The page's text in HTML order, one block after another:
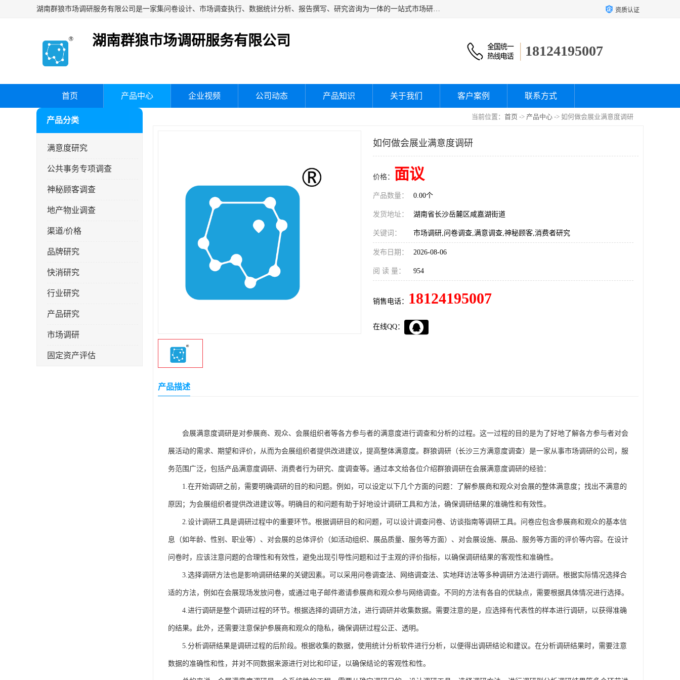
湖南群狼市场调研服务有限公司是一家集问卷设计、市场调查执行、数据统计分析、报告撰写、研究咨询为一体的一站式市场研究服务机构，主要服务：市场调研、三方评估、满意度研究、快消研究、地产物业调查、品牌研究、神秘顾客调查、行业研究、产品研究、公共事务专项调查等。 资质认证
湖南群狼市场调研服务有限公司
18124195007
首页 产品中心 企业视频 公司动态 产品知识 关于我们 客户案例 联系方式
当前位置： 首页 -> 产品中心 -> 如何做会展业满意度调研
产品分类
满意度研究
公共事务专项调查
神秘顾客调查
地产物业调查
渠道/价格
品牌研究
快消研究
行业研究
产品研究
市场调研
固定资产评估
如何做会展业满意度调研
价格： 面议
产品数量： 0.00个
发货地址： 湖南省长沙岳麓区咸嘉湖街道
关键词： 市场调研,问卷调查,满意调查,神秘顾客,消费者研究
发布日期： 2026-08-06
阅 读 量： 954
销售电话： 18124195007
在线QQ：
产品描述
会展满意度调研是对参展商、观众、会展组织者等各方参与者的满意度进行调查和分析的过程。这一过程的目的是为了好地了解各方参与者对会
展活动的需求、期望和评价，从而为会展组织者提供改进建议，提高整体满意度。群狼调研 （长沙三方满意度调查） 是一家从事市场调研的公司，服
务范围广泛，包括产品满意度调研、消费者行为研究、度调查等。 通过本文给各位介绍群狼调研在会展满意度调研的经验：
1.在开始调研之前，需要明确调研的目的和问题。例如，可以设定以下几个方面的问题：了解参展商和观众对会展的整体满意度；找出不满意的
原因；为会展组织者提供改进建议等。明确目的和问题有助于好地设计调研工具和方法，确保调研结果的准确性和有效性。
2.设计调研工具是调研过程中的重要环节。根据调研目的和问题，可以设计调查问卷、访谈指南等调研工具。问卷应包含参展商和观众的基本信
息（如年龄、性别、职业等）、对会展的总体评价（如活动组织、展品质量、服务等方面）、对会展设施、展品、服务等方面的评价等内容。在设计
问卷时，应该注意问题的合理性和有效性，避免出现引导性问题和过于主观的评价指标，以确保调研结果的客观性和准确性。
3.选择调研方法也是影响调研结果的关键因素。可以采用问卷调查法、网络调查法、实地拜访法等多种调研方法进行调研。根据实际情况选择合
适的方法，例如在会展现场发放问卷，或通过电子邮件邀请参展商和观众参与网络调查。不同的方法有各自的优缺点，需要根据具体情况进行选择。
4.进行调研是整个调研过程的环节。根据选择的调研方法，进行调研并收集数据。需要注意的是，应选择有代表性的样本进行调研，以获得准确
的结果。此外，还需要注意保护参展商和观众的隐私，确保调研过程公正、透明。
5.分析调研结果是调研过程的后阶段。根据收集的数据，使用统计分析软件进行分析，以便得出调研结论和建议。在分析调研结果时，需要注意
数据的准确性和性，并对不同数据来源进行对比和印证，以确保结论的客观性和性。